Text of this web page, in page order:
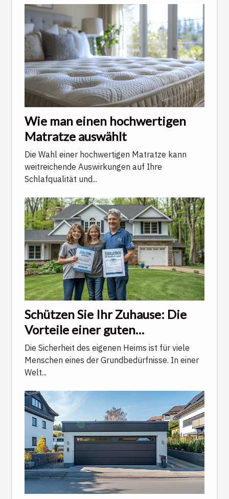
Wie man einen hochwertigen
Matratze auswählt
Die Wahl einer hochwertigen Matratze kann
weitreichende Auswirkungen auf Ihre
Schlafqualität und...
Schützen Sie Ihr Zuhause: Die
Vorteile einer guten
Wohngebäudeversicherung
Die Sicherheit des eigenen Heims ist für viele
Menschen eines der Grundbedürfnisse. In einer
Welt...